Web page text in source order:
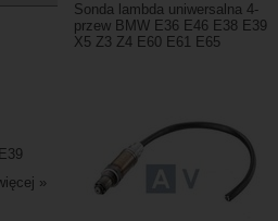
»
Sonda lambda uniwersalna 4-
przew BMW E36 E46 E38 E39
X5 Z3 Z4 E60 E61 E65